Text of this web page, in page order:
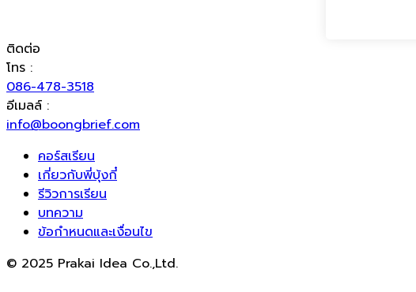
ติดต่อ
โทร :
086-478-3518
อีเมลล์ :
info@boongbrief.com
คอร์สเรียน
เกี่ยวกับพี่บุ้งกี๋
รีวิวการเรียน
บทความ
ข้อกำหนดและเงื่อนไข
© 2025 Prakai Idea Co.,Ltd.